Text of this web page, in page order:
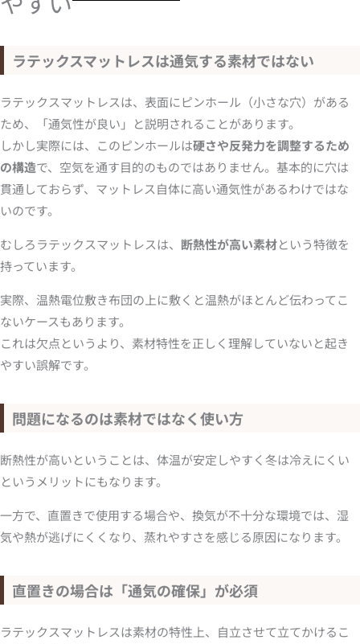
ラテックスマットレスは通気する素材ではない
ラテックスマットレスは、表面にピンホール（小さな穴）がある
ため、「通気性が良い」と説明されることがあります。
しかし実際には、このピンホールは硬さや反発力を調整するため
の構造で、空気を通す目的のものではありません。基本的に穴は
貫通しておらず、マットレス自体に高い通気性があるわけではな
いのです。
むしろラテックスマットレスは、 断熱性が高い素材という特徴を
持っています。
実際、温熱電位敷き布団の上に敷くと温熱がほとんど伝わってこ
ないケースもあります。
これは欠点というより、素材特性を正しく理解していないと起き
やすい誤解です。
問題になるのは素材ではなく使い方
断熱性が高いということは、体温が安定しやすく冬は冷えにくい
というメリットにもなります。
一方で、直置きで使用する場合や、換気が不十分な環境では、湿
気や熱が逃げにくくなり、蒸れやすさを感じる原因になります。
直置きの場合は「通気の確保」が必須
ラテックスマットレスは素材の特性上、自立させて立てかけるこ